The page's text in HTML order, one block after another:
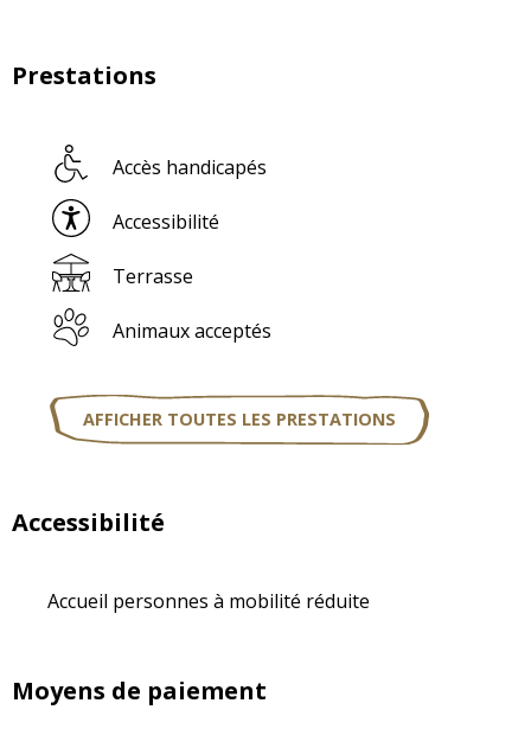
Prestations
Accès handicapés
Accessibilité
Terrasse
Animaux acceptés
AFFICHER TOUTES LES PRESTATIONS
Accessibilité
Accueil personnes à mobilité réduite
Moyens de paiement